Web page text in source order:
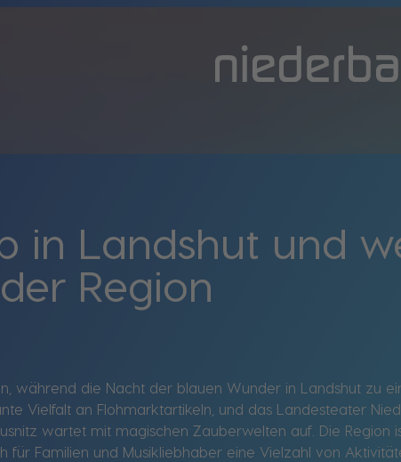
in Landshut und
Region
während die Nacht der blauen Wunder in Landshut zu
Vielfalt an Flohmarktartikeln, und das Landesteater
wartet mit magischen Zauberwelten auf. Die Region
für Familien und Musikliebhaber eine Vielzahl von